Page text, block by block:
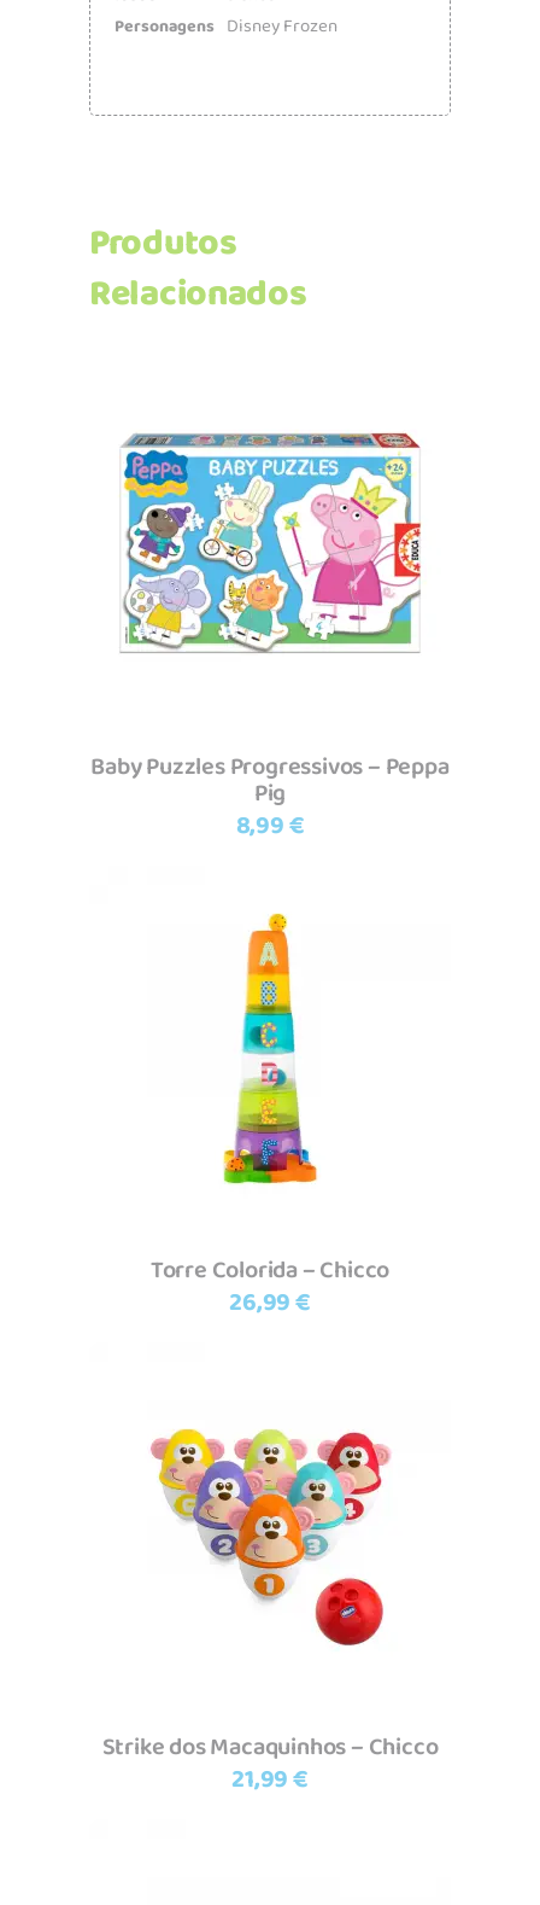
Personagens Disney Frozen
Produtos
Relacionados
Adicionar
Baby Puzzles Progressivos – Peppa
Pig
8,99€
Adicionar
Torre Colorida – Chicco
26,99€
Adicionar
Strike dos Macaquinhos – Chicco
21,99€